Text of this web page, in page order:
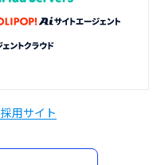
採用サイト